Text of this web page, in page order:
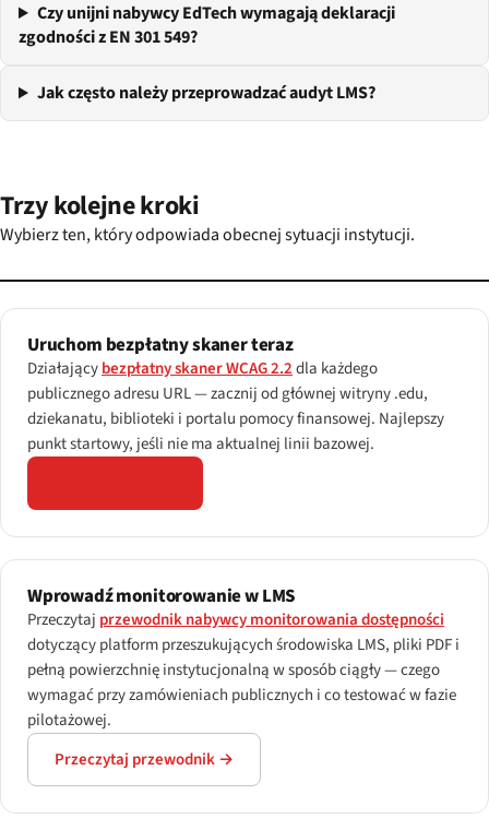
Czy unijni nabywcy EdTech wymagają deklaracji
zgodności z EN 301 549?
Jak często należy przeprowadzać audyt LMS?
Trzy kolejne kroki
Wybierz ten, który odpowiada obecnej sytuacji instytucji.
Uruchom bezpłatny skaner teraz
Działającybezpłatny skaner WCAG 2.2dla każdego
publicznego adresu URL — zacznij od głównej witryny .edu,
dziekanatu, biblioteki i portalu pomocy finansowej. Najlepszy
punkt startowy, jeśli nie ma aktualnej linii bazowej.
Wprowadź monitorowanie w LMS
Przeczytaj przewodnik nabywcy monitorowania dostępności
dotyczący platform przeszukujących środowiska LMS, pliki PDF i
pełną powierzchnię instytucjonalną w sposób ciągły — czego
wymagać przy zamówieniach publicznych i co testować w fazie
pilotażowej.
Przeczytaj przewodnik →